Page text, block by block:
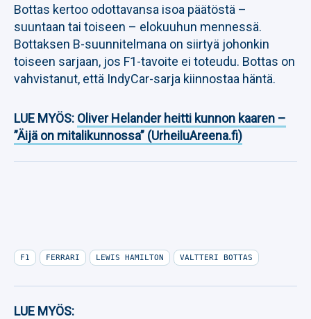
Bottas kertoo odottavansa isoa päätöstä –
suuntaan tai toiseen – elokuuhun mennessä.
Bottaksen B-suunnitelmana on siirtyä johonkin
toiseen sarjaan, jos F1-tavoite ei toteudu. Bottas on
vahvistanut, että IndyCar-sarja kiinnostaa häntä.
LUE MYÖS: Oliver Helander heitti kunnon kaaren –
”Äijä on mitalikunnossa” (UrheiluAreena.fi)
F1 FERRARI LEWIS HAMILTON VALTTERI BOTTAS
LUE MYÖS: